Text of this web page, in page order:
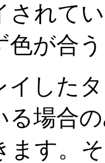
されて
色が合
した
る場合
ます。